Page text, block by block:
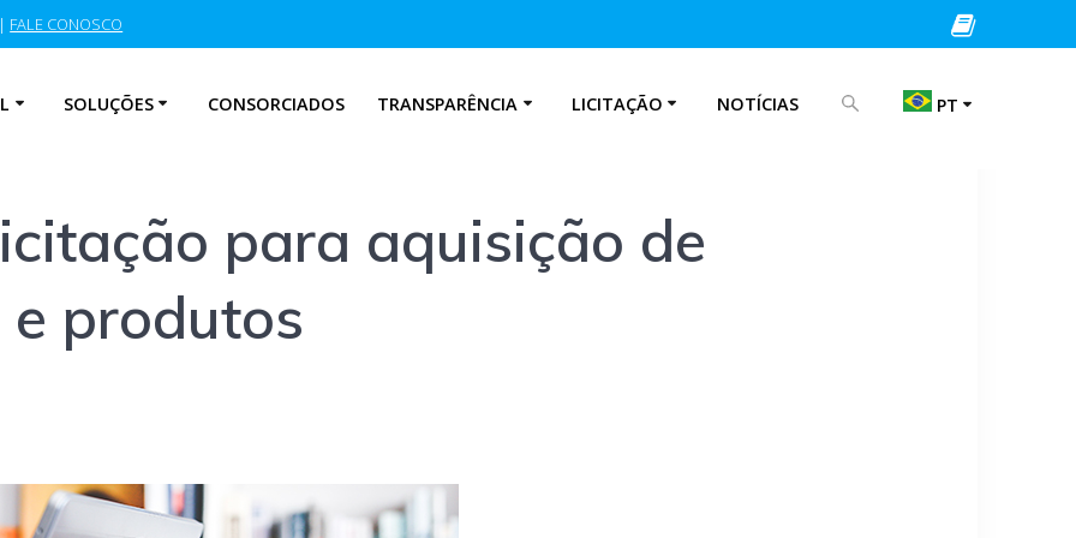
| FALE CONOSCO
SOLUÇÕES CONSORCIADOS TRANSPARÊNCIA LICITAÇÃO NOTÍCIAS PROCURAR POR:
PT
para aquisição de
produtos